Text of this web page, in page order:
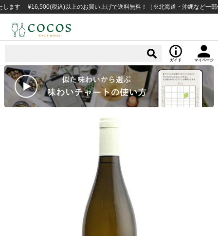
¥16,500(税込)以上のお買い上げで送料無料！（※北海道・沖縄など一部例外地
ガイド マイページ